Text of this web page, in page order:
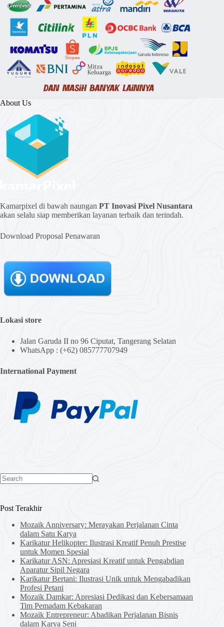
About Us
Kamarpixel di bawah naungan PT Inovasi Pixel Nusantara
akan selalu siap memberikan layanan terbaik dan terindah.
Download Proposal Penawaran
Lokasi store
Jalan Garuda II no 96 Ciputat, Tangerang Selatan
WhatsApp : (+62) 085777707949
International Payment
Post Terakhir
Mozaik Anniversary: Merayakan Perjalanan Cinta
dalam Satu Karya
Karikatur Helikopter: Ilustrasi Kreatif Penuh Prestise
untuk Momen Spesial
Karikatur ASN: Apresiasi Kreatif untuk Pengabdian
Aparatur Sipil Negara
Karikatur Bertani: Ilustrasi Unik untuk Mengabadikan
Profesi Petani
Mozaik Damkar: Apresiasi Dedikasi dan Kebersamaan
Tim Pemadam Kebakaran
Mozaik Entrepreneur: Abadikan Perjalanan Bisnis
dalam Karya Seni